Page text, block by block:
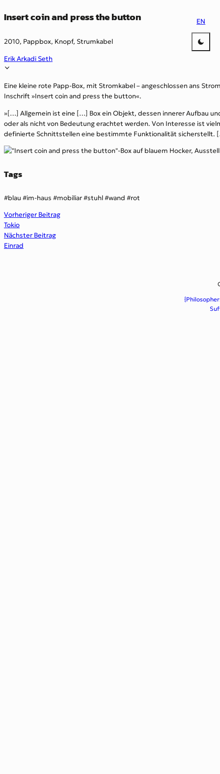
Insert coin and press the button
2010, Pappbox, Knopf, Strumkabel
Erik Arkadi Seth
EN
Eine kleine rote Papp-Box, mit Stromkabel – angeschlossen ans
Inschrift »Insert coin and press the button«.
»[…] Allgemein ist eine […] Box ein Objekt, dessen innerer Aufbau
oder als nicht von Bedeutung erachtet werden. Von Interesse ist
definierte Schnittstellen eine bestimmte Funktionalität sicherstellt.
Tags
blau im-haus mobiliar stuhl wand rot
Vorheriger Beitrag
Tokio
Nächster Beitrag
Einrad